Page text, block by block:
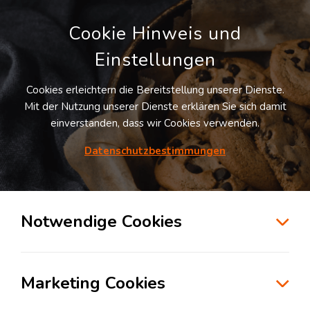
Anmelden Registrieren
E-MAIL
PASSWORT
Cookie Hinweis und
Einstellungen
Cookies erleichtern die Bereitstellung unserer Dienste.
Mit der Nutzung unserer Dienste erklären Sie sich damit
einverstanden, dass wir Cookies verwenden.
Datenschutzbestimmungen
Notwendige Cookies
Marketing Cookies